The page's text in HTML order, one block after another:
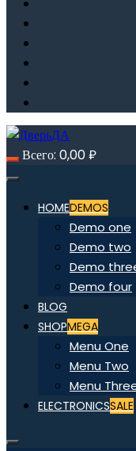
Всего: 0,00₽
HOMEDEMOS
Demo one
Demo two
Demo
Demo four
BLOG
SHOPMEGA
Menu One
Menu Two
Menu
ELECTRONICSSALE